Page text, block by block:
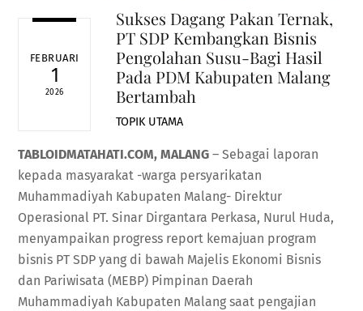
FEBRUARI
1
2026
Sukses Dagang Pakan Ternak,
PT SDP Kembangkan Bisnis
Pengolahan Susu-Bagi Hasil
Pada PDM Kabupaten Malang
Bertambah
TOPIK UTAMA
TABLOIDMATAHATI.COM, MALANG– Sebagai laporan
kepada masyarakat -warga persyarikatan
Muhammadiyah Kabupaten Malang- Direktur
Operasional PT. Sinar Dirgantara Perkasa, Nurul Huda,
menyampaikan progress report kemajuan program
bisnis PT SDP yang di bawah Majelis Ekonomi Bisnis
dan Pariwisata (MEBP) Pimpinan Daerah
Muhammadiyah Kabupaten Malang saat pengajian